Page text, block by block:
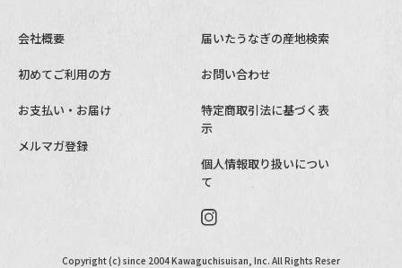
会社概要
初めてご利用の方
お支払い・お届け
メルマガ登録
届いたうなぎの産地検索
お問い合わせ
特定商取引法に基づく表
示
個人情報取り扱いについ
て
Copyright (c) since 2004 Kawaguchisuisan, Inc. All Rights Reser